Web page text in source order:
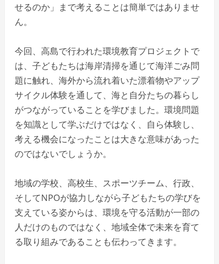
せるのか」まで考えることは簡単ではありませ
ん。
今回、高島で行われた環境教育プロジェクトで
は、子どもたちは海岸清掃を通じて海洋ごみ問
題に触れ、海外から流れ着いた漂着物やアップ
サイクル体験を通して、海と自分たちの暮らし
がつながっていることを学びました。環境問題
を知識として学ぶだけではなく、自ら体験し、
考える機会になったことは大きな意味があった
のではないでしょうか。
地域の学校、高校生、スポーツチーム、行政、
そしてNPOが協力しながら子どもたちの学びを
支えている姿からは、環境を守る活動が一部の
人だけのものではなく、地域全体で未来を育て
る取り組みであることも伝わってきます。